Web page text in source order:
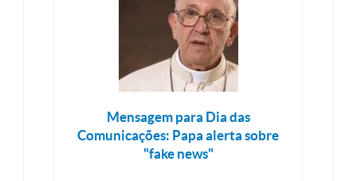
Mensagem para Dia das
Comunicações: Papa alerta sobre
"fake news"